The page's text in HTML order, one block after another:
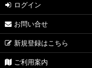
ログイン
お問い合せ
新規登録はこちら
ご利用案内